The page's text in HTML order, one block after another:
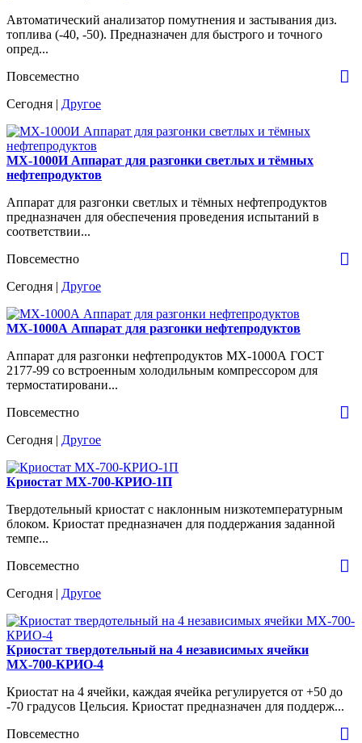
Автоматический анализатор помутнения и застывания диз.
топлива (-40, -50). Предназначен для быстрого и точного
опред...
Повсеместно
Сегодня | Другое
МХ-1000И Аппарат для разгонки светлых и тёмных
нефтепродуктов
Аппарат для разгонки светлых и тёмных нефтепродуктов
предназначен для обеспечения проведения испытаний в
соответствии...
Повсеместно
Сегодня | Другое
МХ-1000А Аппарат для разгонки нефтепродуктов
Аппарат для разгонки нефтепродуктов МХ-1000А ГОСТ
2177-99 со встроенным холодильным компрессором для
термостатировани...
Повсеместно
Сегодня | Другое
Криостат МХ-700-КРИО-1П
Твердотельный криостат с наклонным низкотемпературным
блоком. Криостат предназначен для поддержания заданной
темпе...
Повсеместно
Сегодня | Другое
Криостат твердотельный на 4 независимых ячейки
МХ-700-КРИО-4
Криостат на 4 ячейки, каждая ячейка регулируется от +50 до
-70 градусов Цельсия. Криостат предназначен для поддерж...
Повсеместно